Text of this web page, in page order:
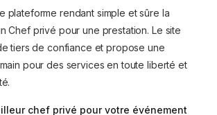
plateforme rendant simple et sûre la
Chef privé pour une prestation. Le site
tiers de confiance et propose une
pour des services en toute liberté et
chef privé pour votre événement